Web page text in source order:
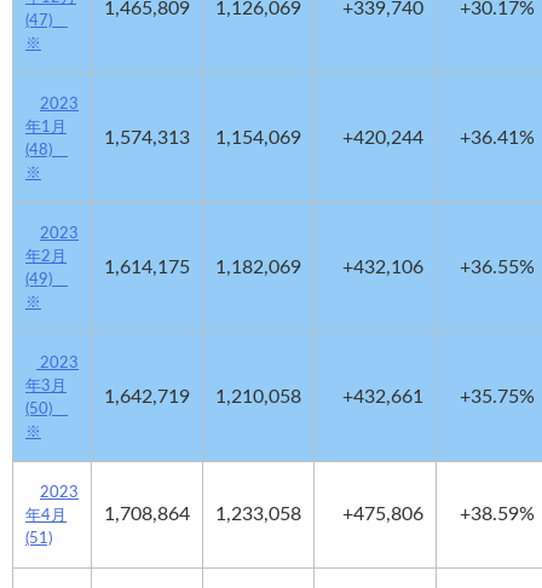
(47)
※
1,465,809 1,126,069 +339,740 +30.17%
2023
年1月
(48)
※
1,574,313 1,154,069 +420,244 +36.41%
2023
年2月
(49)
※
1,614,175 1,182,069 +432,106 +36.55%
2023
年3月
(50)
※
1,642,719 1,210,058 +432,661 +35.75%
2023
年4月
(51)
1,708,864 1,233,058 +475,806 +38.59%